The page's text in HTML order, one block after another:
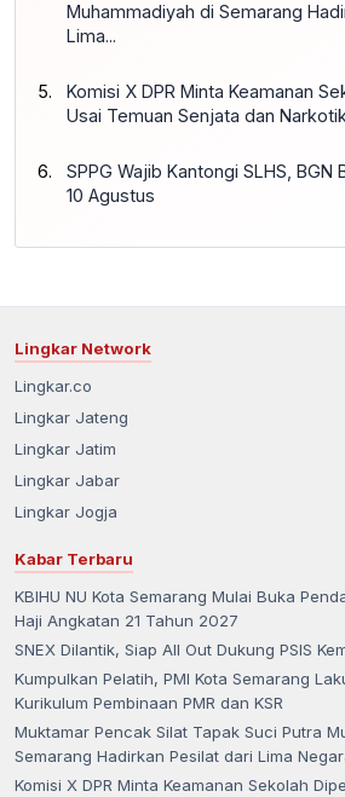
Muhammadiyah di Semarang
Lima...
Komisi X DPR Minta Keamanan
Usai Temuan Senjata dan
SPPG Wajib Kantongi SLHS, BGN
10 Agustus
Lingkar Network
Lingkar.co
Lingkar Jateng
Lingkar Jatim
Lingkar Jabar
Lingkar Jogja
Kabar Terbaru
KBIHU NU Kota Semarang Mulai Buka
Haji Angkatan 21 Tahun 2027
SNEX Dilantik, Siap All Out Dukung PSIS
Kumpulkan Pelatih, PMI Kota Semarang
Kurikulum Pembinaan PMR dan KSR
Muktamar Pencak Silat Tapak Suci Putra
Semarang Hadirkan Pesilat dari Lima
Komisi X DPR Minta Keamanan Sekolah